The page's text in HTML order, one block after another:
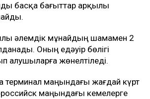
басқа бағыттар арқылы
әлемдік мұнайдың шамамен 2
Оның едәуір бөлігі
алушыларға жөнелтіледі.
терминал маңындағы жағдай күрт
маңындағы кемелерге